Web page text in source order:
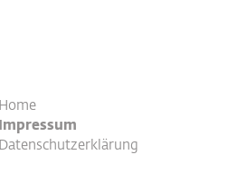
Home
Impressum
Datenschutzerklärung